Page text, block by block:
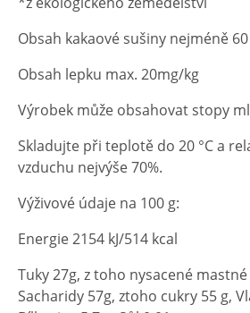
Obsah kakaové sušiny nejméně 60
Obsah lepku max. 20mg/kg
Výrobek může obsahovat stopy
Skladujte při teplotě do 20 °C a
vzduchu nejvýše 70%.
Výživové údaje na 100 g:
Energie 2154 kJ/514 kcal
Tuky 27g, z toho nysacené
Sacharidy 57g, ztoho cukry 55 g,